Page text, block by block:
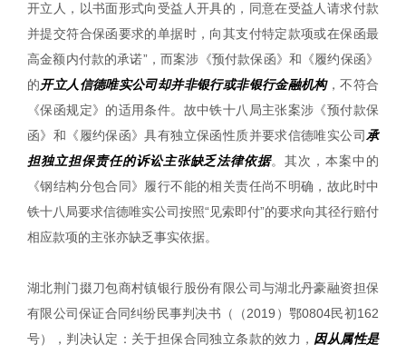
开立人，以书面形式向受益人开具的，同意在受益人请求付款
并提交符合保函要求的单据时，向其支付特定款项或在保函最
高金额内付款的承诺”，而案涉《预付款保函》和《履约保函》
的开立人信德唯实公司却并非银行或非银行金融机构，不符合
《保函规定》的适用条件。故中铁十八局主张案涉《预付款保
函》和《履约保函》具有独立保函性质并要求信德唯实公司 承
担独立担保责任的诉讼主张缺乏法律依据。其次，本案中的
《钢结构分包合同》履行不能的相关责任尚不明确，故此时中
铁十八局要求信德唯实公司按照“见索即付”的要求向其径行赔付
相应款项的主张亦缺乏事实依据。
湖北荆门掇刀包商村镇银行股份有限公司与湖北丹豪融资担保
有限公司保证合同纠纷民事判决书（（2019）鄂0804民初162
号），判决认定：关于担保合同独立条款的效力， 因从属性是